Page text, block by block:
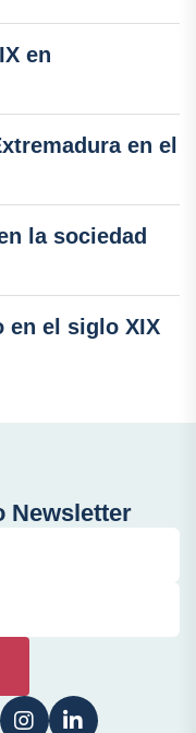
en
en el
la sociedad
en el siglo XIX
Newsletter